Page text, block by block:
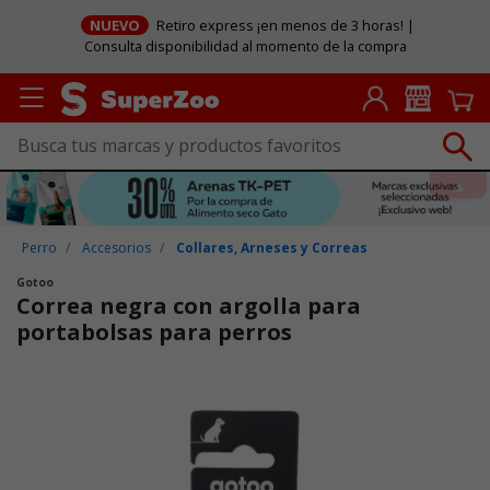
NUEVO
Retiro express ¡en menos de 3 horas! |
Consulta disponibilidad al momento de la compra
Perro Accesorios Collares, Arneses y Correas
Gotoo
Correa negra con argolla para
portabolsas para perros